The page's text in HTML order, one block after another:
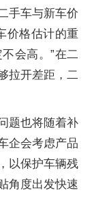
手车与新车价
价格估计的重
会高。”在二
拉开差距，二
题也将随着补
企会考虑产品
以保护车辆残
角度出发快速